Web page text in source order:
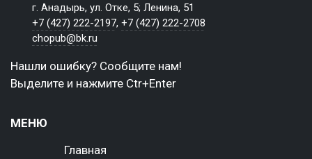
г. Анадырь, ул. Отке, 5; Ленина, 51
+7 (427) 222-2197,+7 (427) 222-2708
chopub@bk.ru
Нашли ошибку? Сообщите нам!
Выделите и нажмите Ctr+Enter
МЕНЮ
Главная